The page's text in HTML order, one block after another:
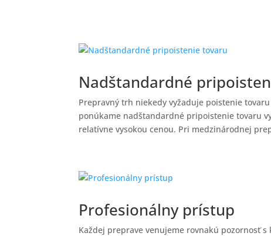
Nadštandardné
Prepravný trh niekedy vyžaduje poistenie
ponúkame nadštandardné pripoistenie tovaru
relatívne vysokou cenou. Pri medzinárodnej
Profesionálny prístup
Každej preprave venujeme rovnakú pozornosť